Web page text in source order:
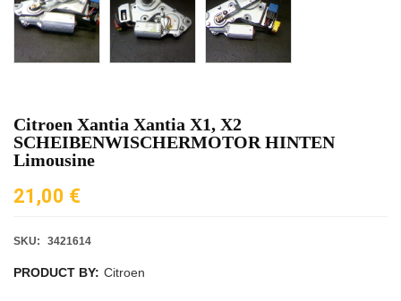
Citroen Xantia Xantia X1, X2
SCHEIBENWISCHERMOTOR HINTEN
Limousine
21,00 €
SKU: 3421614
PRODUCT BY: Citroen